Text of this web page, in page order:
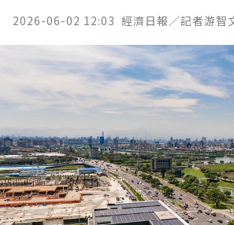
2026-06-02 12:03 經濟日報／記者游智